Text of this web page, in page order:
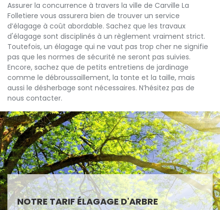
Assurer la concurrence à travers la ville de Carville La
Folletiere vous assurera bien de trouver un service
d’élagage à coût abordable. Sachez que les travaux
d'élagage sont disciplinés à un règlement vraiment strict.
Toutefois, un élagage qui ne vaut pas trop cher ne signifie
pas que les normes de sécurité ne seront pas suivies.
Encore, sachez que de petits entretiens de jardinage
comme le débroussaillement, la tonte et la taille, mais
aussi le désherbage sont nécessaires. N’hésitez pas de
nous contacter.
NOTRE TARIF ÉLAGAGE D'ARBRE